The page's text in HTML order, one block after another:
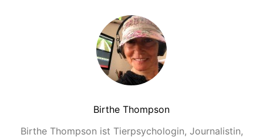
Birthe Thompson
Birthe Thompson ist Tierpsychologin, Journalistin,